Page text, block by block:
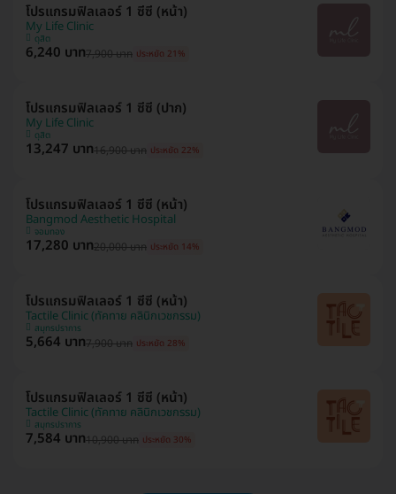
โปรแกรมฟิลเลอร์ 1 ซีซี (หน้า)
My Life Clinic
ดุสิต
6,240 บาท7,900 บาท ประหยัด 21%
โปรแกรมฟิลเลอร์ 1 ซีซี (ปาก)
My Life Clinic
ดุสิต
13,247 บาท16,900 บาท ประหยัด 22%
โปรแกรมฟิลเลอร์ 1 ซีซี (หน้า)
Bangmod Aesthetic Hospital
จอมทอง
17,280 บาท20,000 บาท ประหยัด 14%
โปรแกรมฟิลเลอร์ 1 ซีซี (หน้า)
Tactile Clinic (ทัคทาย คลินิกเวชกรรม)
สมุทรปราการ
5,664 บาท7,900 บาท ประหยัด 28%
โปรแกรมฟิลเลอร์ 1 ซีซี (หน้า)
Tactile Clinic (ทัคทาย คลินิกเวชกรรม)
สมุทรปราการ
7,584 บาท10,900 บาท ประหยัด 30%